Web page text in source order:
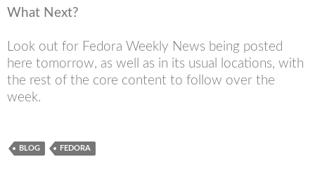
What Next?
Look out for Fedora Weekly News being posted
here tomorrow, as well as in its usual locations, with
the rest of the core content to follow over the
week.
BLOG FEDORA